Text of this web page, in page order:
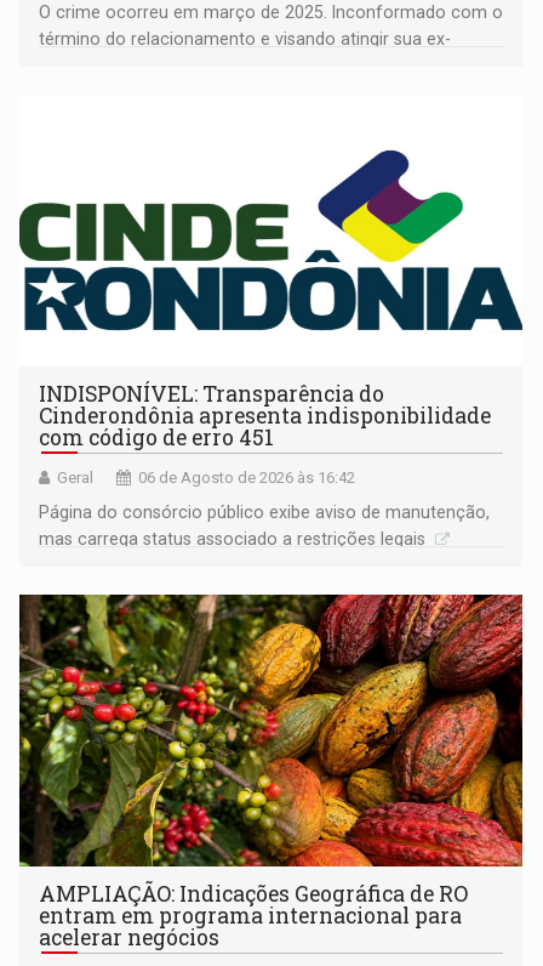
O crime ocorreu em março de 2025. Inconformado com o
término do relacionamento e visando atingir sua ex-
INDISPONÍVEL: Transparência do
Cinderondônia apresenta indisponibilidade
com código de erro 451
Geral 06 de Agosto de 2026 às 16:42
Página do consórcio público exibe aviso de manutenção,
mas carrega status associado a restrições legais
AMPLIAÇÃO: Indicações Geográfica de RO
entram em programa internacional para
acelerar negócios